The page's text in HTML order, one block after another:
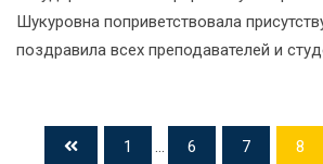
Шукуровна поприветствовала
поздравила всех преподавателей и
1 ... 6 7 8